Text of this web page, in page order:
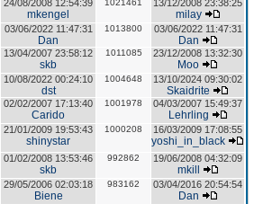
24/08/2008 12:54:39
mkengel
1021461 13/12/2008 23:38:25
milay
03/06/2022 11:47:31
Dan
1013800 03/06/2022 11:47:31
Dan
13/04/2007 23:58:12
skb
1011085 23/12/2008 13:32:30
Moo
10/08/2022 00:24:10
dst
1004648 13/10/2024 09:30:02
Skaidrite
02/02/2007 17:13:40
Carido
1001978 04/03/2007 15:49:37
Lehrling
21/01/2009 19:53:43
shinystar
1000208 16/03/2009 17:08:55
yoshi_in_black
01/02/2008 13:53:46
skb
992862 19/06/2008 04:32:09
mkill
29/05/2006 02:03:18
Biene
983162 03/04/2016 20:54:54
Dan